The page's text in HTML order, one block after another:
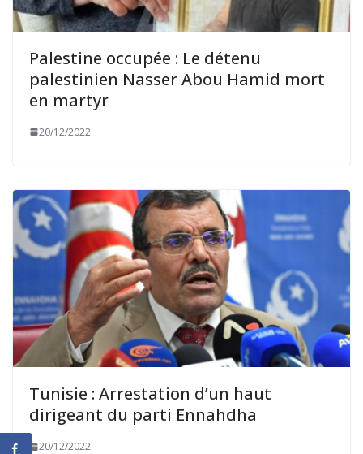
Palestine occupée : Le détenu
palestinien Nasser Abou Hamid mort
en martyr
20/12/2022
Tunisie : Arrestation d’un haut
dirigeant du parti Ennahdha
20/12/2022